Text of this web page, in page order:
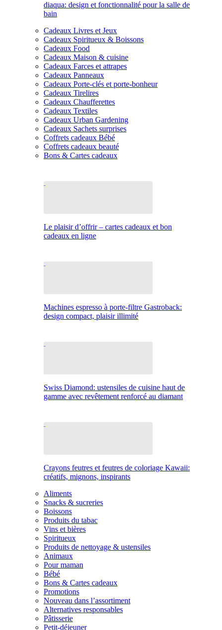
diaqua: design et fonctionnalité pour la salle de
bain
Cadeaux Livres et Jeux
Cadeaux Spiritueux & Boissons
Cadeaux Food
Cadeaux Maison & cuisine
Cadeaux Farces et attrapes
Cadeaux Panneaux
Cadeaux Porte-clés et porte-bonheur
Cadeaux Tirelires
Cadeaux Chaufferettes
Cadeaux Textiles
Cadeaux Urban Gardening
Cadeaux Sachets surprises
Coffrets cadeaux Bébé
Coffrets cadeaux beauté
Bons & Cartes cadeaux
Le plaisir d’offrir – cartes cadeaux et bon
cadeaux en ligne
Machines espresso à porte-filtre Gastroback:
design compact, plaisir illimité
Swiss Diamond: ustensiles de cuisine haut de
gamme avec revêtement renforcé au diamant
Crayons feutres et feutres de coloriage Kawaii:
créatifs, mignons, inspirants
Aliments
Snacks & sucreries
Boissons
Produits du tabac
Vins et bières
Spiritueux
Produits de nettoyage & ustensiles
Animaux
Pour maman
Bébé
Bons & Cartes cadeaux
Promotions
Nouveau dans l’assortiment
Alternatives responsables
Pâtisserie
Petit-déjeuner